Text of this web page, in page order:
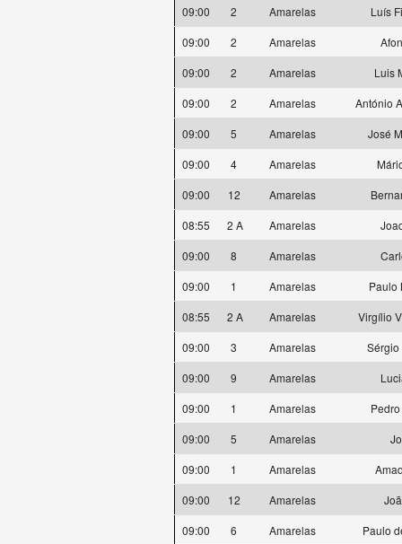
09:00 2 Amarelas
Luís
09:00
2 Amarelas
09:00
2 Amarelas
Luis
09:00
2 Amarelas
António
09:00
5 Amarelas
José
09:00
4 Amarelas
09:00
12 Amarelas
08:55
2 A Amarelas
09:00
8 Amarelas
09:00
1 Amarelas
Paulo
08:55
2 A Amarelas
Virgílio
09:00
3 Amarelas
Sérgio
09:00
9 Amarelas
09:00
1 Amarelas
09:00
5 Amarelas
09:00
1 Amarelas
09:00
12 Amarelas
09:00
6 Amarelas
Paulo